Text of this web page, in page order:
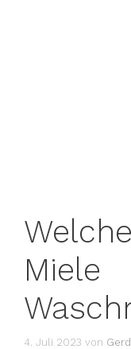
Miele
4. Juli 2023 von